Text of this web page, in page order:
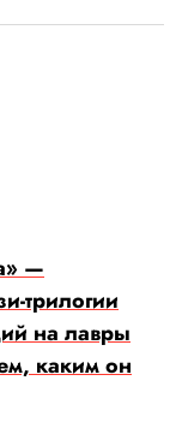
—
трилогии
на лавры
каким он